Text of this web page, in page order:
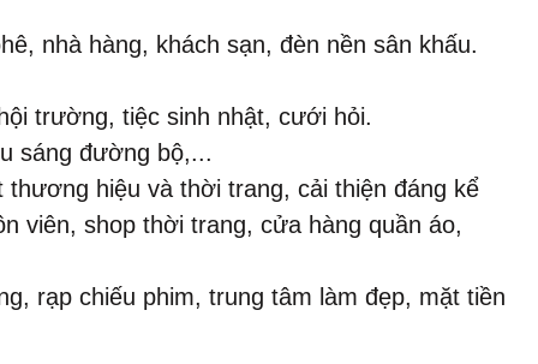
nhà hàng, khách sạn, đèn nền sân khấu.
trường, tiệc sinh nhật, cưới hỏi.
sáng đường bộ,...
hiệu và thời trang, cải thiện đáng kể
viên, shop thời trang, cửa hàng quần áo,
rạp chiếu phim, trung tâm làm đẹp, mặt tiền